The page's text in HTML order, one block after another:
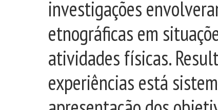
investigações
etnográficas em
atividades físicas.
experiências está